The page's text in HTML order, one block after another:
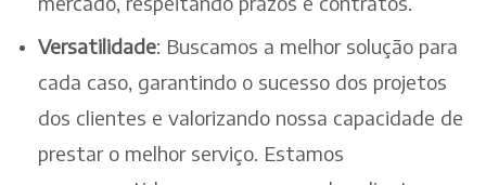
Versatilidade: Buscamos a melhor solução para
cada caso, garantindo o sucesso dos projetos
dos clientes e valorizando nossa capacidade de
prestar o melhor serviço. Estamos